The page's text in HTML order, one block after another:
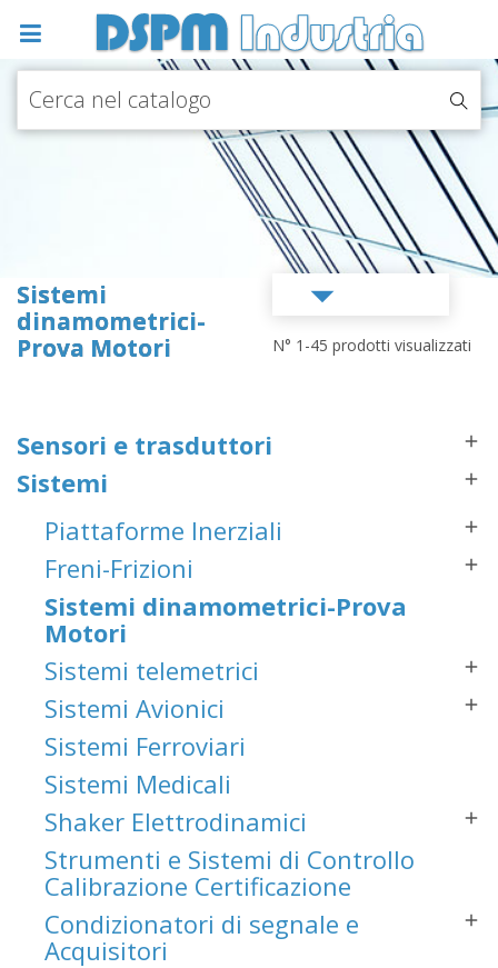
Sistemi
dinamometrici-
Prova Motori

N° 1-45 prodotti visualizzati
Sensori e trasduttori 
Sistemi 
Piattaforme Inerziali 
Freni-Frizioni 
Sistemi dinamometrici-Prova
Motori
Sistemi telemetrici

Sistemi Avionici 
Sistemi Ferroviari
Sistemi Medicali
Shaker Elettrodinamici

Strumenti e Sistemi di Controllo
Calibrazione Certificazione
Condizionatori di segnale e
Acquisitori
